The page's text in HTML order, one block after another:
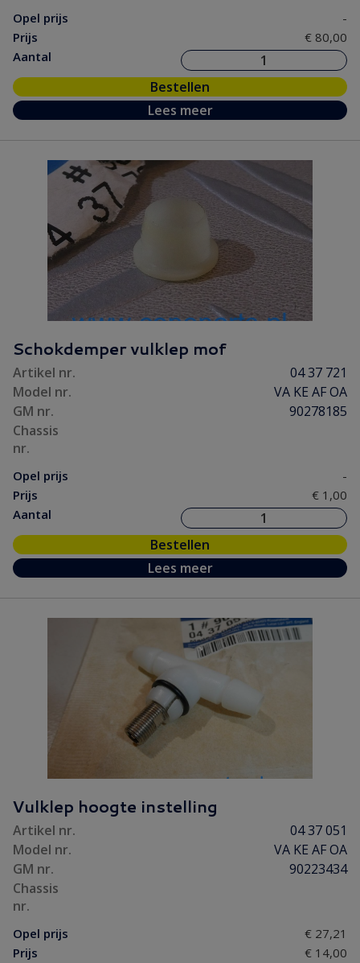
Opel prijs
-
Prijs
€ 80,00
Aantal
Bestellen
Lees meer
Schokdemper vulklep mof
Artikel nr.
04 37 721
Model nr.
VA KE AF OA
GM nr.
90278185
Chassis
nr.
Opel prijs
-
Prijs
€ 1,00
Aantal
Bestellen
Lees meer
Vulklep hoogte instelling
Artikel nr.
04 37 051
Model nr.
VA KE AF OA
GM nr.
90223434
Chassis
nr.
Opel prijs
€ 27,21
Prijs
€ 14,00